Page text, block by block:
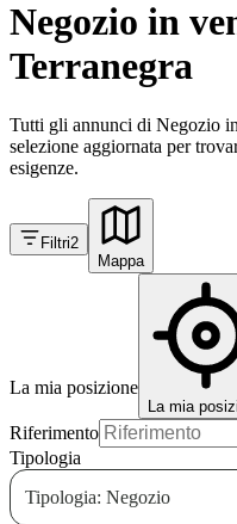
Negozio in
Terranegra
Tutti gli annunci di Negozio
selezione aggiornata per
esigenze.
Filtri2
Mappa
La mia posizione
La mia
Riferimento
Tipologia
Tipologia: Negozio